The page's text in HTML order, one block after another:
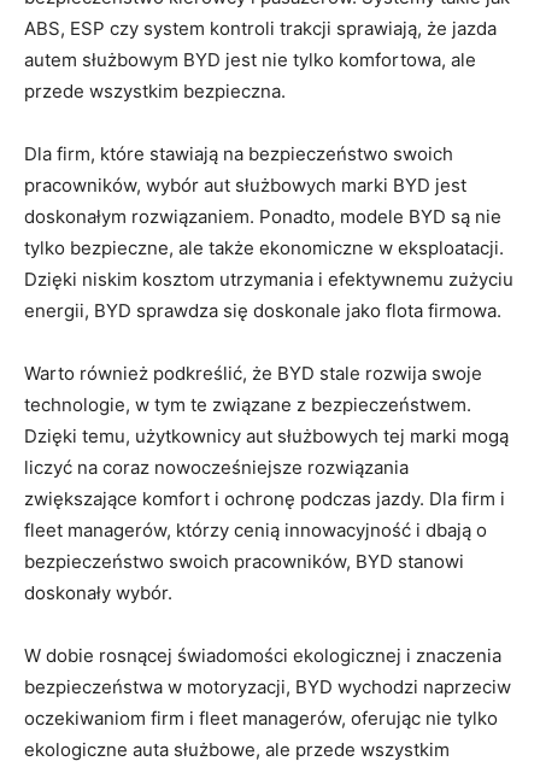
⁤ABS, ESP czy system‍ kontroli trakcji sprawiają,‍ że⁢ jazda
autem służbowym BYD jest nie tylko ⁣komfortowa, ale⁣
przede ⁢wszystkim bezpieczna.
Dla firm, które stawiają na ‍bezpieczeństwo ‍swoich
pracowników, wybór aut⁤ służbowych marki BYD jest
doskonałym⁢ rozwiązaniem. Ponadto, modele BYD są nie
tylko bezpieczne, ale także ekonomiczne w eksploatacji.
Dzięki niskim ⁢kosztom utrzymania i efektywnemu zużyciu
energii, BYD sprawdza‍ się doskonale ⁣jako flota⁢ firmowa.
Warto również podkreślić, że BYD stale ‍rozwija⁣ swoje
technologie,⁤ w tym te związane ⁤z bezpieczeństwem.
‍Dzięki ⁢temu, użytkownicy​ aut służbowych tej marki mogą
⁤liczyć na coraz ⁤nowocześniejsze⁣ rozwiązania
⁢zwiększające komfort i ochronę ‌podczas jazdy. ‍Dla firm ⁤i
fleet managerów, którzy ‍cenią innowacyjność i dbają o⁤
bezpieczeństwo ​swoich pracowników, BYD stanowi
doskonały wybór.
W dobie rosnącej​ świadomości ekologicznej i znaczenia
bezpieczeństwa ‍w motoryzacji, BYD⁣ wychodzi naprzeciw
‌oczekiwaniom firm i fleet managerów, oferując nie tylko
ekologiczne auta służbowe, ale ⁢przede wszystkim